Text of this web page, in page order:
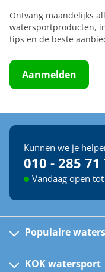
Ontvang maandelijks
watersportproducten,
tips en de beste
Aanmelden
Kunnen we je
010 - 285 71
Vandaag open
Populaire
Kinder
KOK watersport